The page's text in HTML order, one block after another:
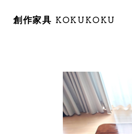
創作家具 KOKUKOKU